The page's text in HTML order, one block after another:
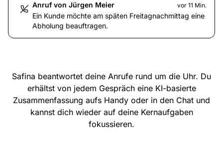
Anruf von Jürgen Meier vor 11 Min.
Ein Kunde möchte am späten Freitagnachmittag eine
Abholung beauftragen.
Safina beantwortet deine Anrufe rund um die Uhr. Du
erhältst von jedem Gespräch eine KI-basierte
Zusammenfassung aufs Handy oder in den Chat und
kannst dich wieder auf deine Kernaufgaben
fokussieren.